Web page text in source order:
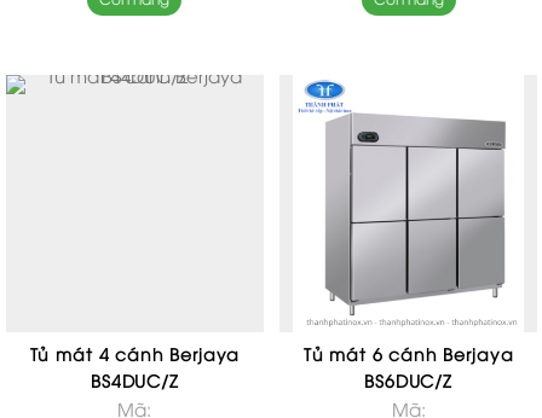
Tủ mát 4 cánh Berjaya
BS4DUC/Z
Mã:
Tủ mát 6 cánh Berjaya
BS6DUC/Z
Mã: